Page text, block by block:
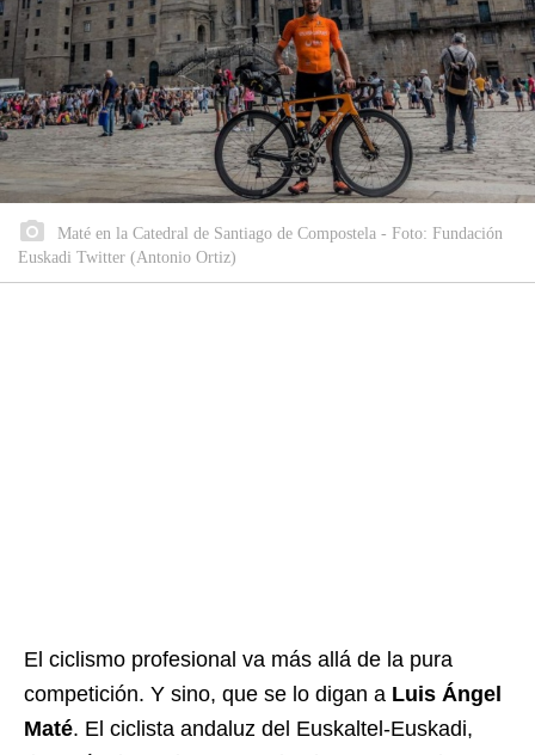
Maté en la Catedral de Santiago de Compostela - Foto: Fundación
Euskadi Twitter (Antonio Ortiz)
El ciclismo profesional va más allá de la pura
competición. Y sino, que se lo digan a Luis Ángel
Maté. El ciclista andaluz del Euskaltel-Euskadi,